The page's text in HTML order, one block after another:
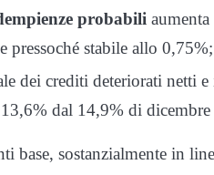
probabili
stabile allo 0,75%;
dei crediti deteriorati netti
dal 14,9% di
base, sostanzialmente in